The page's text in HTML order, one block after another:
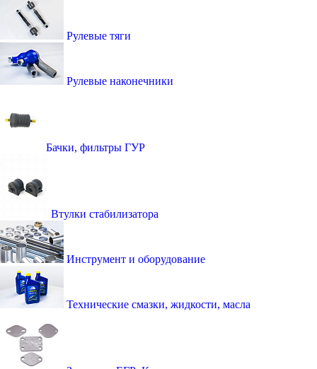
Рулевые тяги
Рулевые наконечники
Бачки, фильтры ГУР
Втулки стабилизатора
Инструмент и оборудование
Технические смазки, жидкости, масла